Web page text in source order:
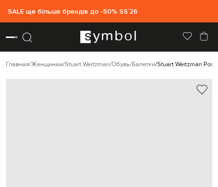
SALE ще більше брендів до -50% SS`26
Главная Женщинам Stuart Weitzman Обувь Балетки Stuart Weitzman